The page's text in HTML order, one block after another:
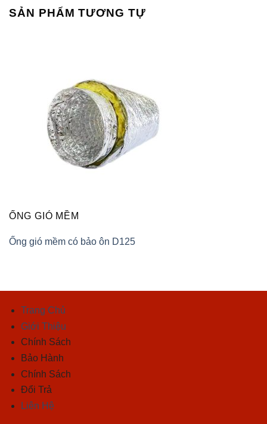
SẢN PHẨM TƯƠNG TỰ
ỐNG GIÓ MỀM
Ống gió mềm có bảo ôn D125
Trang Chủ
Giới Thiệu
Chính Sách
Bảo Hành
Chính Sách
Đổi Trả
Liên Hệ